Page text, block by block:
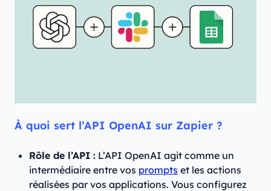
À quoi sert l’API OpenAI sur Zapier ?
Rôle de l’API : L’API OpenAI agit comme un
intermédiaire entre vos prompts et les actions
réalisées par vos applications. Vous configurez